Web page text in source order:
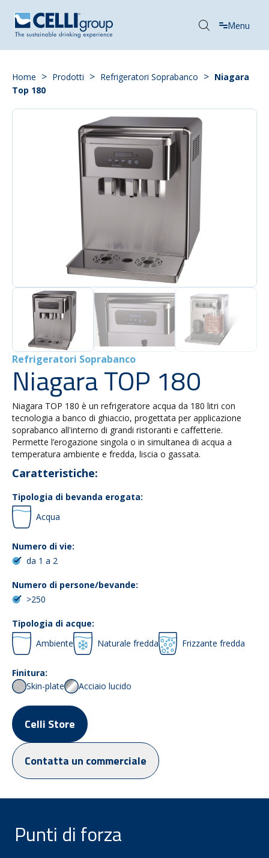
Menu
Home > Prodotti > Refrigeratori Soprabanco > Niagara
Top 180
Refrigeratori Soprabanco
Niagara TOP 180
Niagara TOP 180 è un refrigeratore acqua da 180 litri con
tecnologia a banco di ghiaccio, progettata per applicazione
soprabanco all'interno di grandi ristoranti e caffetterie.
Permette l’erogazione singola o in simultanea di acqua a
temperatura ambiente e fredda, liscia o gassata.
Caratteristiche:
Tipologia di bevanda erogata:
Acqua
Numero di vie:
da 1 a 2
Numero di persone/bevande:
>250
Tipologia di acque:
Ambiente
Naturale fredda Frizzante fredda
Finitura:
Skin-plate
Acciaio lucido
Celli Store
Contatta un commerciale
Punti di forza